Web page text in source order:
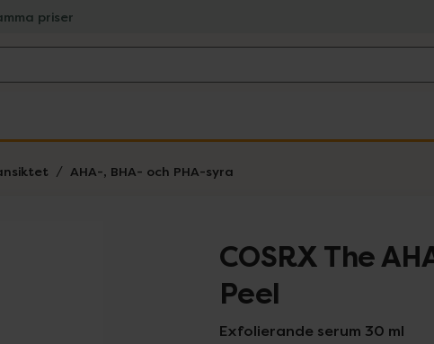
priser
AHA-, BHA- och PHA-syra
COSRX The
Peel
Exfolierande serum 30 ml